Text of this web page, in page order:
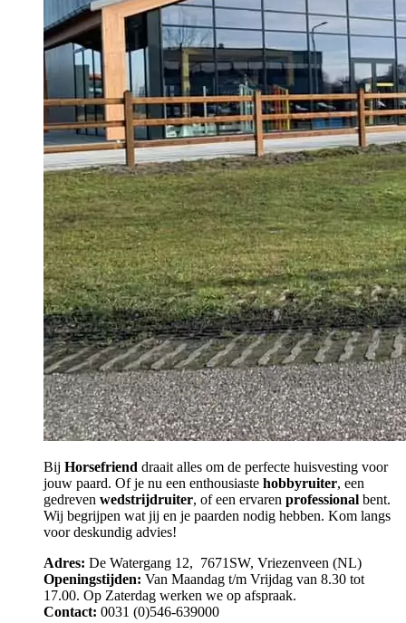
Bij Horsefriend draait alles om de perfecte huisvesting voor
jouw paard. Of je nu een enthousiaste hobbyruiter, een
gedreven wedstrijdruiter, of een ervaren professional bent.
Wij begrijpen wat jij en je paarden nodig hebben. Kom langs
voor deskundig advies!
Adres: De Watergang 12, 7671SW, Vriezenveen (NL)
Openingstijden: Van Maandag t/m Vrijdag van 8.30 tot
17.00. Op Zaterdag werken we op afspraak.
Contact: 0031 (0)546-639000